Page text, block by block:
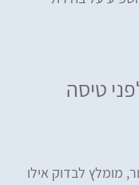
טיסה
מומלץ לבדוק אילו